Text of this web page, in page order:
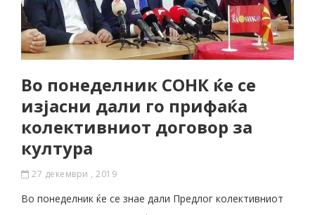
Во понеделник СОНК ќе се
изјасни дали го прифаќа
колективниот договор за
култура
27 декември , 2019
Во понеделник ќе се знае дали Предлог колективниот